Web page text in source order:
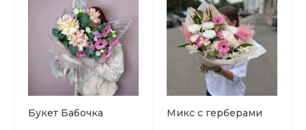
Букет Бабочка Микс с герберами